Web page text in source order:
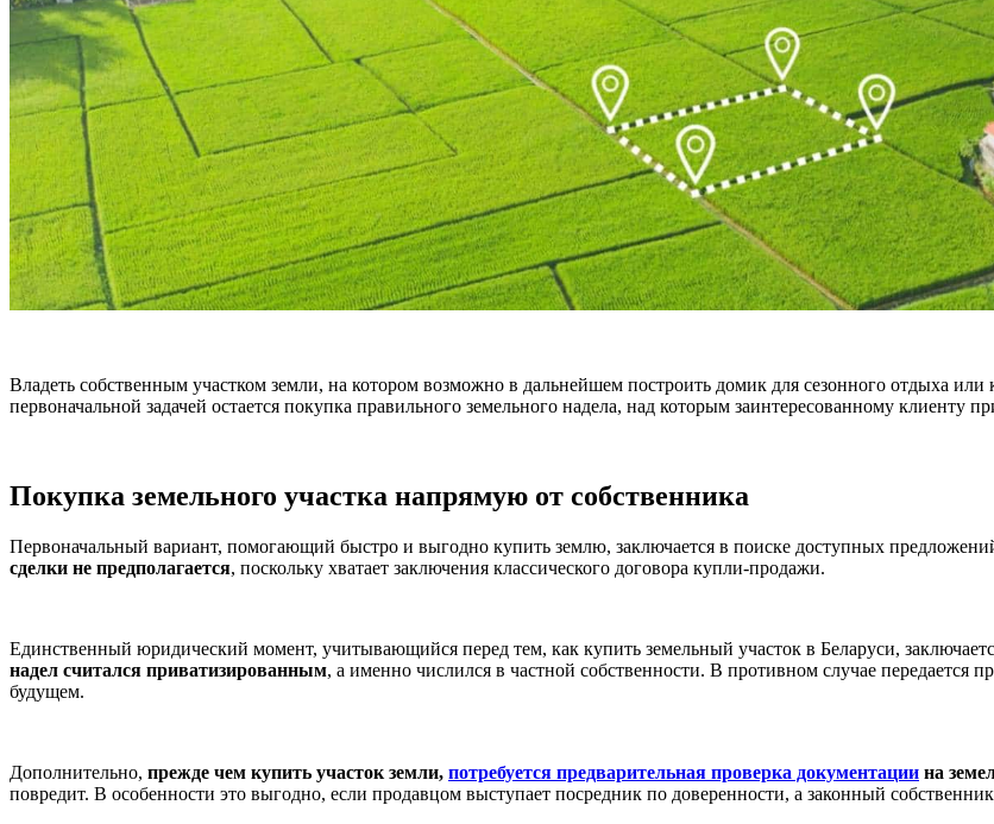
Владеть собственным участком земли, на котором возможно в дальнейшем построить домик для сезонного отдыха
первоначальной задачей остается покупка правильного земельного надела, над которым заинтересованному клиенту
Покупка земельного участка напрямую от собственника
Первоначальный вариант, помогающий быстро и выгодно купить землю, заключается в поиске доступных
сделки не предполагается, поскольку хватает заключения классического договора купли-продажи.
Единственный юридический момент, учитывающийся перед тем, как купить земельный участок в Беларуси,
надел считался приватизированным, а именно числился в частной собственности. В противном случае передается
будущем.
Дополнительно, прежде чем купить участок земли, потребуется предварительная проверка документации на
повредит. В особенности это выгодно, если продавцом выступает посредник по доверенности, а законный